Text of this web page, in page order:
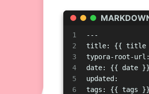
1
2
3
4
5
6
---
title: {{ title
typora-root-
date: {{ date }}
updated:
tags: {{ tags }}